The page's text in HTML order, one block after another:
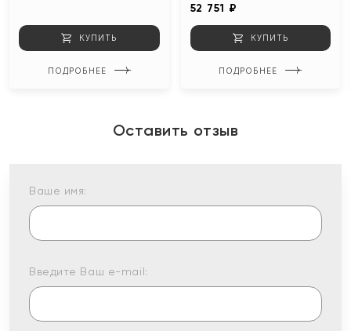
КУПИТЬ
ПОДРОБНЕЕ
52 751 ₽
КУПИТЬ
ПОДРОБНЕЕ
Оставить отзыв
Ваше имя:
Введите Ваш e-mail: